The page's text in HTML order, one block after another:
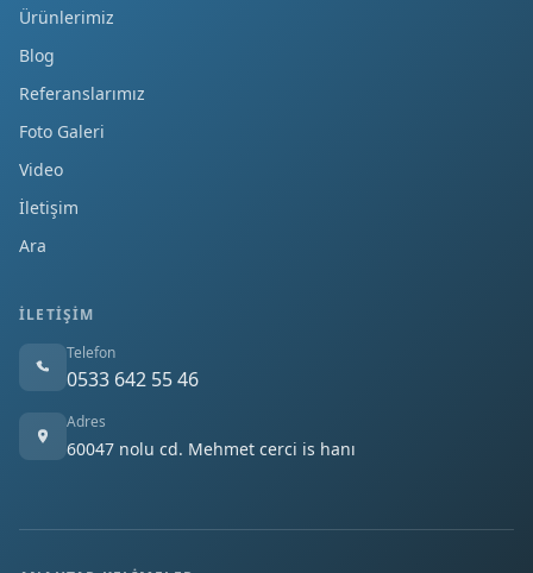
Ürünlerimiz
Blog
Referanslarımız
Foto Galeri
Video
İletişim
Ara
İLETIŞIM
Telefon
0533 642 55 46
Adres
60047 nolu cd. Mehmet cerci is hanı